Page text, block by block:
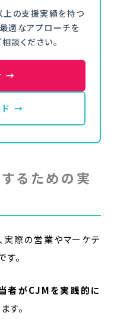
の支援実績を持つ
適なアプローチを
談ください。
→
→
るための実
際の営業やマーケテ
。
者がCJMを実践的に
す。